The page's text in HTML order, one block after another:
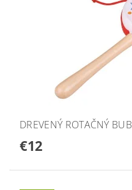
DREVENÝ ROTAČNÝ
€12